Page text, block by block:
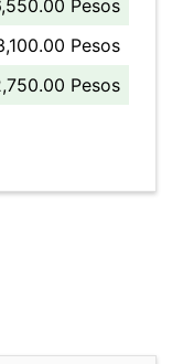
Pesos
Pesos
Pesos